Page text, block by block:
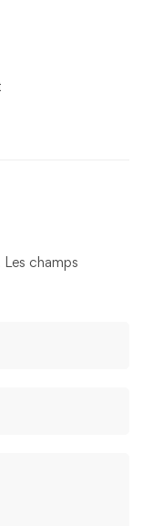
Les champs